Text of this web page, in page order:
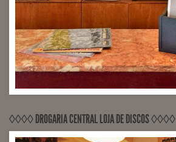
◊◊◊◊ DROGARIA CENTRAL LOJA DE DISCOS ◊◊◊◊